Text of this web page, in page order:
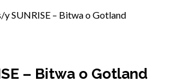
y SUNRISE – Bitwa o Gotland
– Bitwa o Gotland